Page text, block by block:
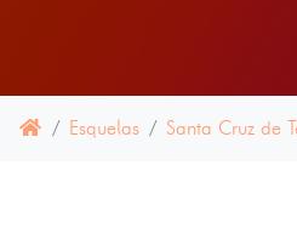
Esquelas Santa Cruz de